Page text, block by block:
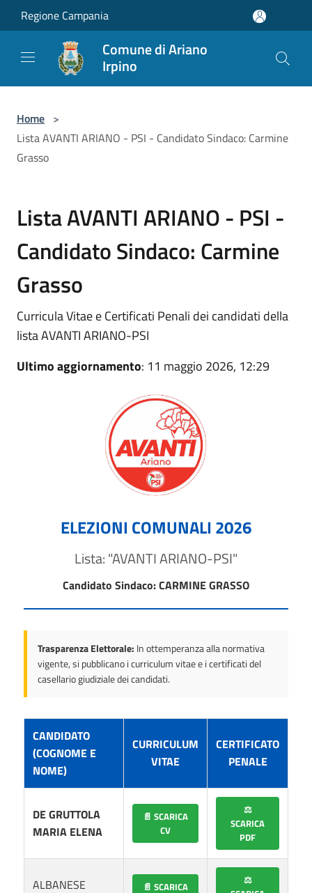
Salta al contenuto principale
Regione Campania
Comune di Ariano
Irpino
Home >
Lista AVANTI ARIANO - PSI - Candidato Sindaco: Carmine
Grasso
Lista AVANTI ARIANO - PSI -
Candidato Sindaco: Carmine
Grasso
Curricula Vitae e Certificati Penali dei candidati della
lista AVANTI ARIANO-PSI
Ultimo aggiornamento: 11 maggio 2026, 12:29
ELEZIONI COMUNALI 2026
Lista: "AVANTI ARIANO-PSI"
Candidato Sindaco: CARMINE GRASSO
Trasparenza Elettorale: In ottemperanza alla normativa
vigente, si pubblicano i curriculum vitae e i certificati del
casellario giudiziale dei candidati.
CANDIDATO
(COGNOME E
NOME)
CURRICULUM
VITAE
CERTIFICATO
PENALE
DE GRUTTOLA
MARIA ELENA
📄 SCARICA
CV
⚖️
SCARICA
PDF
ALBANESE
📄 SCARICA
⚖️